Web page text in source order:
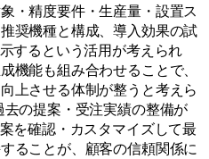
・精度要件・生産量・設置ス
奨機種と構成、導入効果の試
するという活用が考えられ
機能も組み合わせることで、
上させる体制が整うと考えら
の提案・受注実績の整備が
を確認・カスタマイズして最
ることが、顧客の信頼関係に